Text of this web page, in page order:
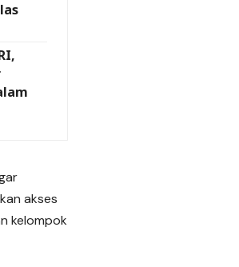
akses
kelompok